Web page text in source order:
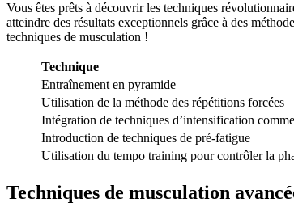
Vous êtes prêts à découvrir les techniques
atteindre des résultats exceptionnels grâce à des
techniques de musculation !
Technique
Entraînement en pyramide
Utilisation de la méthode des répétitions forcées
Intégration de techniques d’intensification
Introduction de techniques de pré-fatigue
Utilisation du tempo training pour contrôler la
Techniques de musculation